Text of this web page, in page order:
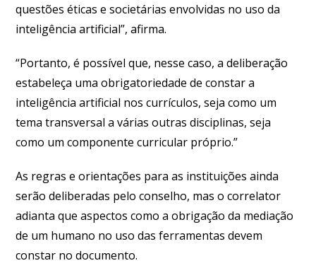
questões éticas e societárias envolvidas no uso da
inteligência artificial”, afirma.
“Portanto, é possível que, nesse caso, a deliberação
estabeleça uma obrigatoriedade de constar a
inteligência artificial nos currículos, seja como um
tema transversal a várias outras disciplinas, seja
como um componente curricular próprio.”
As regras e orientações para as instituições ainda
serão deliberadas pelo conselho, mas o correlator
adianta que aspectos como a obrigação da mediação
de um humano no uso das ferramentas devem
constar no documento.